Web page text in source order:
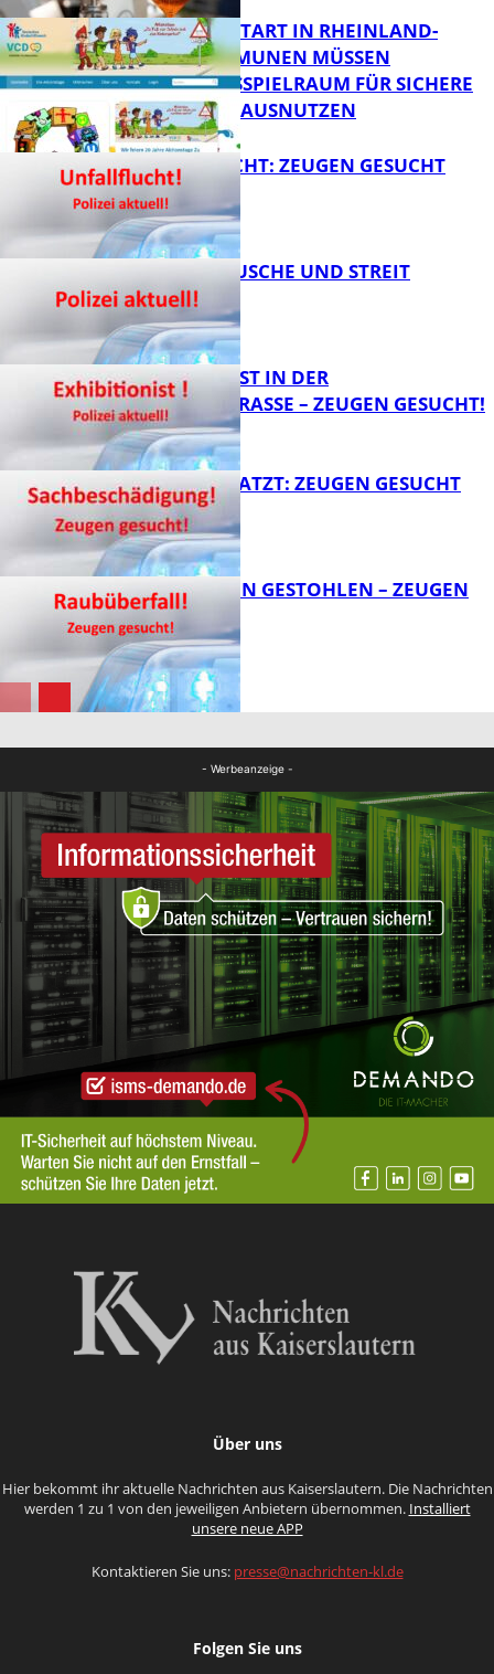
FB Kultur
ZUM SCHULSTART IN RHEINLAND-
PFALZ: KOMMUNEN MÜSSEN
HANDLUNGSSPIELRAUM FÜR SICHERE
SCHULWEGE AUSNUTZEN
UNFALLFLUCHT: ZEUGEN GESUCHT
KNALLGERÄUSCHE UND STREIT
EXHIBITIONIST IN DER
VELMANNSTRASSE – ZEUGEN GESUCHT!
AUTO ZERKRATZT: ZEUGEN GESUCHT
TEURE KETTEN GESTOHLEN – ZEUGEN
GESUCHT!
- Werbeanzeige -
Über uns
Hier bekommt ihr aktuelle Nachrichten aus Kaiserslautern. Die Nachrichten
werden 1 zu 1 von den jeweiligen Anbietern übernommen. Installiert
unsere neue APP
Kontaktieren Sie uns: presse@nachrichten-kl.de
Folgen Sie uns